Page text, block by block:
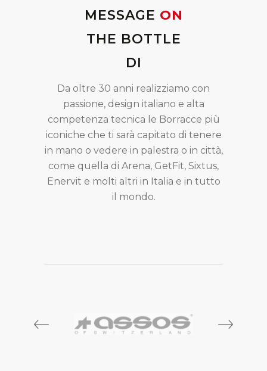
MESSAGE ON
THE BOTTLE
DI
Da oltre 30 anni realizziamo con
passione, design italiano e alta
competenza tecnica le Borracce più
iconiche che ti sarà capitato di tenere
in mano o vedere in palestra o in città,
come quella di Arena, GetFit, Sixtus,
Enervit e molti altri in Italia e in tutto
il mondo.
prev next